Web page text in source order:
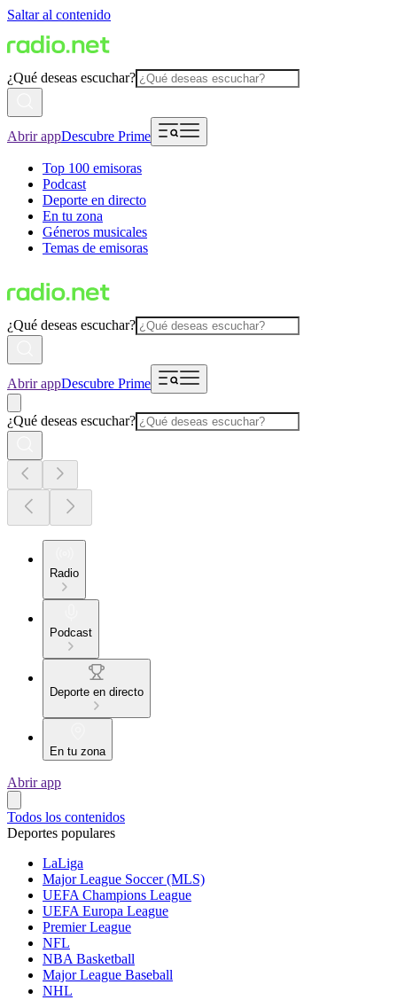
Saltar al contenido
¿Qué deseas escuchar?
Abrir appDescubre Prime
Top 100 emisoras
Podcast
Deporte en directo
En tu zona
Géneros musicales
Temas de emisoras
¿Qué deseas escuchar?
Abrir appDescubre Prime
¿Qué deseas escuchar?
Radio
Podcast
Deporte en directo
En tu zona
Abrir app
Todos los contenidos
Deportes populares
LaLiga
Major League Soccer (MLS)
UEFA Champions League
UEFA Europa League
Premier League
NFL
NBA Basketball
Major League Baseball
NHL